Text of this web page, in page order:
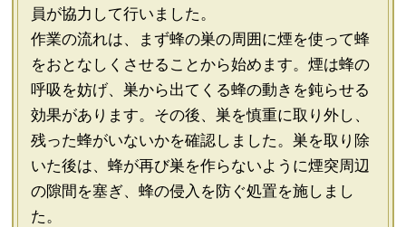
員が協力して行いました。
作業の流れは、まず蜂の巣の周囲に煙を使って蜂
をおとなしくさせることから始めます。煙は蜂の
呼吸を妨げ、巣から出てくる蜂の動きを鈍らせる
効果があります。その後、巣を慎重に取り外し、
残った蜂がいないかを確認しました。巣を取り除
いた後は、蜂が再び巣を作らないように煙突周辺
の隙間を塞ぎ、蜂の侵入を防ぐ処置を施しまし
た。